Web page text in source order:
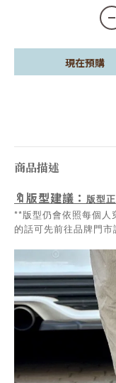
現在預購
商品描述
🔖版型建議： 版型
**版型仍會依照每個人
的話可先前往品牌門市